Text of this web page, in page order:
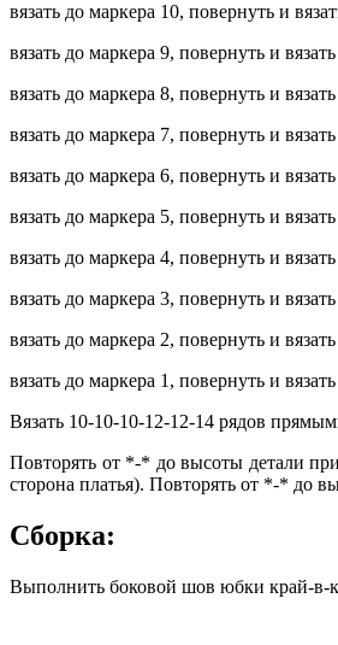
вязать до маркера 10, повернуть и
вязать до маркера 9, повернуть и
вязать до маркера 8, повернуть и
вязать до маркера 7, повернуть и
вязать до маркера 6, повернуть и
вязать до маркера 5, повернуть и
вязать до маркера 4, повернуть и
вязать до маркера 3, повернуть и
вязать до маркера 2, повернуть и
вязать до маркера 1, повернуть и
Вязать 10-10-10-12-12-14 рядов
Повторять от *-* до высоты детали
сторона платья). Повторять от *-* до
Сборка:
Выполнить боковой шов юбки край-в-